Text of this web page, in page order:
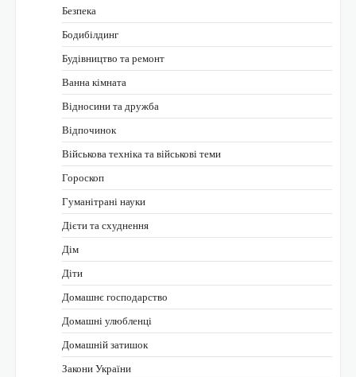
Безпека
Бодибілдинг
Будівництво та ремонт
Ванна кімната
Відносини та дружба
Відпочинок
Військова техніка та військові теми
Гороскоп
Гуманітрані науки
Дієти та схуднення
Дім
Діти
Домашнє господарство
Домашні улюбленці
Домашній затишок
Закони України